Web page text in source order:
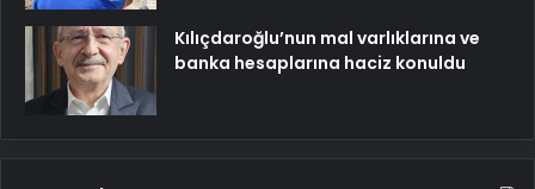
Kılıçdaroğlu’nun mal varlıklarına ve
banka hesaplarına haciz konuldu